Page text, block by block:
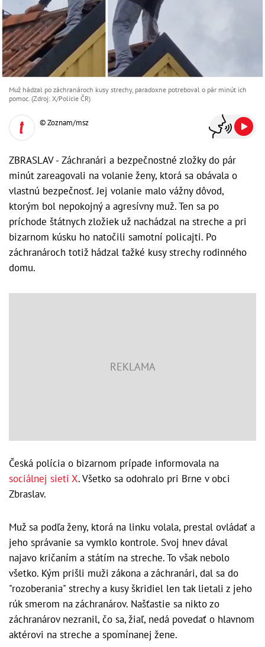
Muž hádzal po záchranároch kusy strechy, paradoxne potreboval o pár minút ich
pomoc. (Zdroj: X/Policie ČR)
© Zoznam/msz
ZBRASLAV - Záchranári a bezpečnostné zložky do pár
minút zareagovali na volanie ženy, ktorá sa obávala o
vlastnú bezpečnosť. Jej volanie malo vážny dôvod,
ktorým bol nepokojný a agresívny muž. Ten sa po
príchode štátnych zložiek už nachádzal na streche a pri
bizarnom kúsku ho natočili samotní policajti. Po
záchranároch totiž hádzal ťažké kusy strechy rodinného
domu.
Česká polícia o bizarnom prípade informovala na
sociálnej sieti X. Všetko sa odohralo pri Brne v obci
Zbraslav.
Muž sa podľa ženy, ktorá na linku volala, prestal ovládať a
jeho správanie sa vymklo kontrole. Svoj hnev dával
najavo kričaním a státím na streche. To však nebolo
všetko. Kým prišli muži zákona a záchranári, dal sa do
"rozoberania" strechy a kusy škridiel len tak lietali z jeho
rúk smerom na záchranárov. Našťastie sa nikto zo
záchranárov nezranil, čo sa, žiaľ, nedá povedať o hlavnom
aktérovi na streche a spomínanej žene.